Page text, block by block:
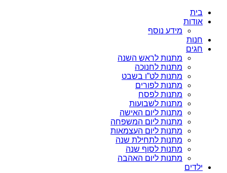
בית
אודות
מידע נוסף
חנות
חגים
מתנות לראש השנה
מתנות לחנוכה
מתנות לט”ו בשבט
מתנות לפורים
מתנות לפסח
מתנות לשבועות
מתנות ליום האישה
מתנות ליום המשפחה
מתנות ליום העצמאות
מתנות לתחילת שנה
מתנות לסוף שנה
מתנות ליום האהבה
ילדים